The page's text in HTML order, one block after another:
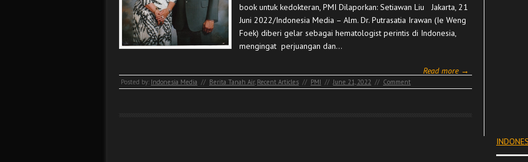
book untuk kedokteran, PMI Dilaporkan: Setiawan Liu Jakarta, 21
Juni 2022/Indonesia Media – Alm. Dr. Putrasatia Irawan (Ie Weng
Foek) diberi gelar sebagai hematologist perintis di Indonesia,
mengingat perjuangan dan…
Read more →
Posted by: Indonesia Media // Berita Tanah Air, Recent Articles // PMI // June 21, 2022 // Comment